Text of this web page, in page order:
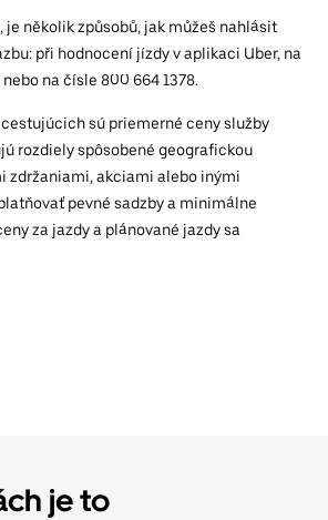
je několik způsobů, jak můžeš nahlásit
při hodnocení jízdy v aplikaci Uber, na
nebo na čísle 800 664 1378.
sú priemerné ceny služby
rozdiely spôsobené geografickou
zdržaniami, akciami alebo inými
pevné sadzby a minimálne
za jazdy a plánované jazdy sa
je to